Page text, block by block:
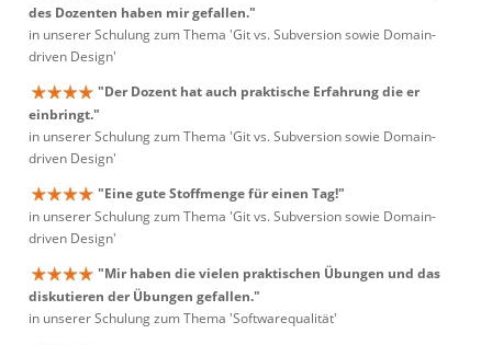
des Dozenten haben mir gefallen."
in unserer Schulung zum Thema 'Git vs. Subversion sowie Domain-
driven Design'
"Der Dozent hat auch praktische Erfahrung die er
einbringt."
in unserer Schulung zum Thema 'Git vs. Subversion sowie Domain-
driven Design'
"Eine gute Stoffmenge für einen Tag!"
in unserer Schulung zum Thema 'Git vs. Subversion sowie Domain-
driven Design'
"Mir haben die vielen praktischen Übungen und das
diskutieren der Übungen gefallen."
in unserer Schulung zum Thema 'Softwarequalität'